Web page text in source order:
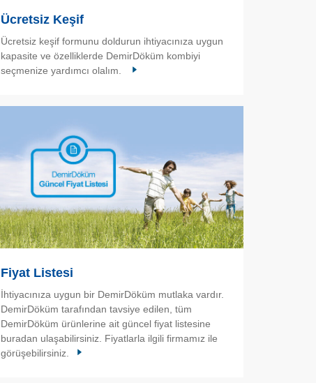
Ücretsiz Keşif
Ücretsiz keşif formunu doldurun ihtiyacınıza uygun
kapasite ve özelliklerde DemirDöküm kombiyi
seçmenize yardımcı olalım.
Fiyat Listesi
İhtiyacınıza uygun bir DemirDöküm mutlaka vardır.
DemirDöküm tarafından tavsiye edilen, tüm
DemirDöküm ürünlerine ait güncel fiyat listesine
buradan ulaşabilirsiniz. Fiyatlarla ilgili firmamız ile
görüşebilirsiniz.